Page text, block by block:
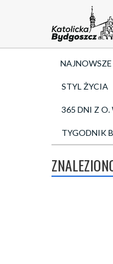
NAJNOWSZE
STYL ŻYCIA
365 DNI Z O.
TYGODNIK